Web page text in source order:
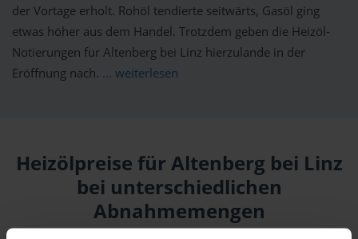
der Vortage erholt. Rohöl tendierte seitwärts, Gasöl ging
etwas höher aus dem Handel. Trotzdem geben die Heizöl-
Notierungen für Altenberg bei Linz hierzulande in der
Eröffnung nach. ... weiterlesen
Heizölpreise für Altenberg bei Linz
bei unterschiedlichen
Abnahmemengen